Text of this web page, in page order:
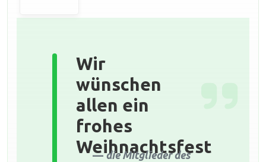
Wir
wünschen
allen ein
frohes
Weihnachtsfest
die Mitglieder des